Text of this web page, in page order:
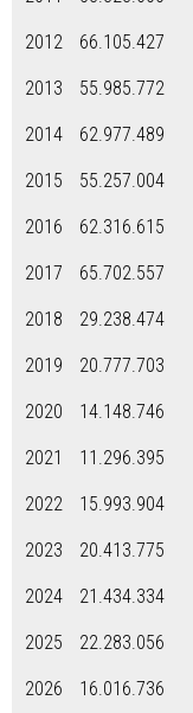
2012
66.105.427
2013
55.985.772
2014
62.977.489
2015
55.257.004
2016
62.316.615
2017
65.702.557
2018
29.238.474
2019
20.777.703
2020
14.148.746
2021
11.296.395
2022
15.993.904
2023
20.413.775
2024
21.434.334
2025
22.283.056
2026
16.016.736